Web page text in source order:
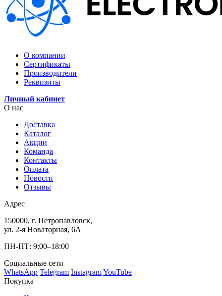
О компании
Сертификаты
Производители
Реквизиты
Личный кабинет
О нас
Доставка
Каталог
Акции
Команда
Контакты
Оплата
Новости
Отзывы
Адрес
150000, г. Петропавловск,
ул. 2-я Новаторная, 6А
ПН-ПТ: 9:00–18:00
Социальные сети
WhatsApp Telegram InstagramYouTube
Покупка